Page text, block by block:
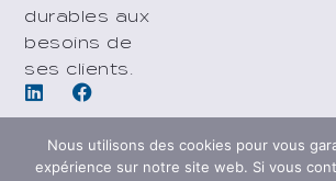
durables aux
besoins de
ses clients.
Nous utilisons des cookies pour vous
expérience sur notre site web. Si vous